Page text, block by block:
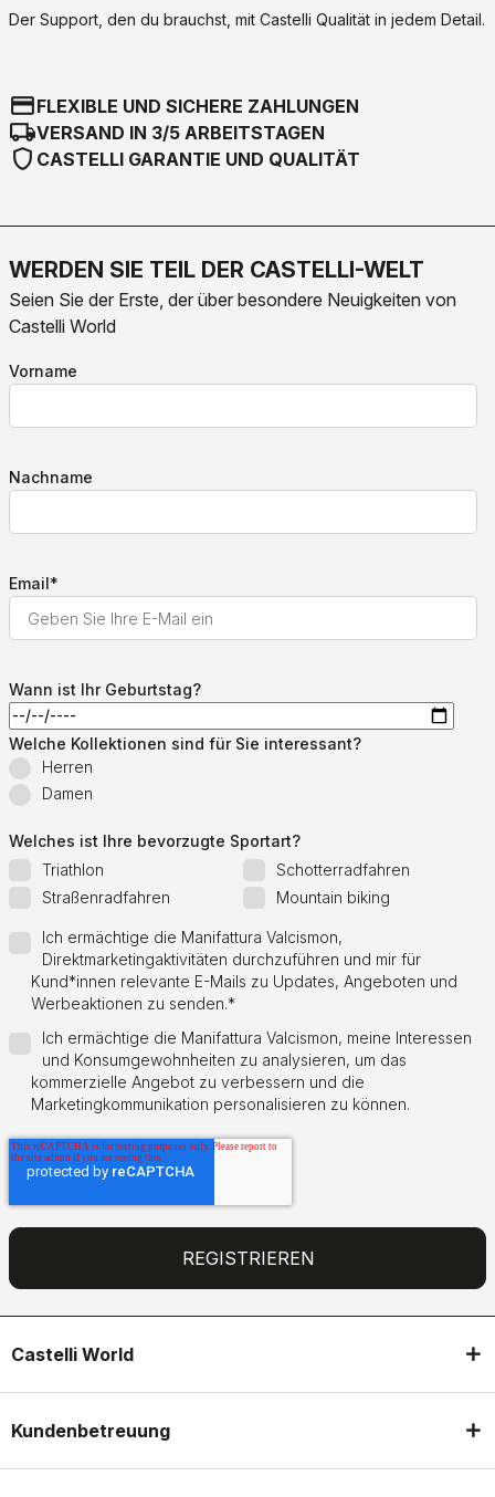
Der Support, den du brauchst, mit Castelli Qualität in jedem Detail.
credit_cardFLEXIBLE UND SICHERE ZAHLUNGEN
local_shippingVERSAND IN 3/5 ARBEITSTAGEN
shield CASTELLI GARANTIE UND QUALITÄT
WERDEN SIE TEIL DER CASTELLI-WELT
Seien Sie der Erste, der über besondere Neuigkeiten von
Castelli World
Vorname
Nachname
Email*
Wann ist Ihr Geburtstag?
Welche Kollektionen sind für Sie interessant?
Herren
Damen
Welches ist Ihre bevorzugte Sportart?
Triathlon
Schotterradfahren
Straßenradfahren
Mountain biking
Ich ermächtige die Manifattura Valcismon,
Direktmarketingaktivitäten durchzuführen und mir für
Kund*innen relevante E-Mails zu Updates, Angeboten und
Werbeaktionen zu senden.*
Ich ermächtige die Manifattura Valcismon, meine Interessen
und Konsumgewohnheiten zu analysieren, um das
kommerzielle Angebot zu verbessern und die
Marketingkommunikation personalisieren zu können.
Castelli World
Kundenbetreuung